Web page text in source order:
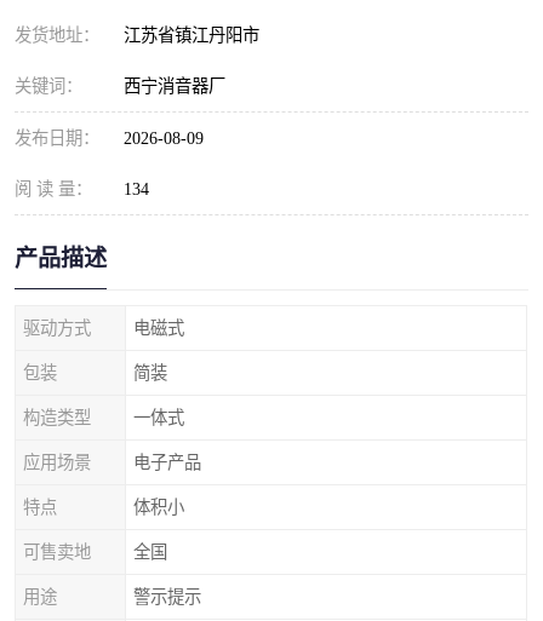
发货地址： 江苏省镇江丹阳市
关键词： 西宁消音器厂
发布日期： 2026-08-09
阅 读 量： 134
产品描述
驱动方式 电磁式
包装 简装
构造类型 一体式
应用场景 电子产品
特点 体积小
可售卖地 全国
用途 警示提示